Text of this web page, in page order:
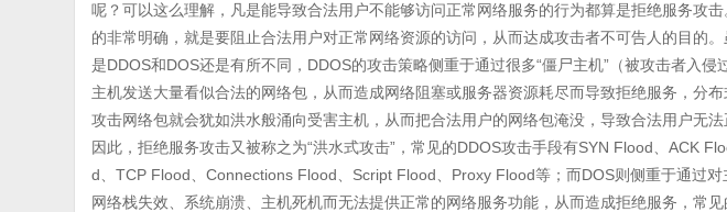
呢？可以这么理解，凡是能导致合法用户不能够访问正常网络服务的行为都算是拒绝服务攻
的非常明确，就是要阻止合法用户对正常网络资源的访问，从而达成攻击者不可告人的目的
是DDOS和DOS还是有所不同，DDOS的攻击策略侧重于通过很多“僵尸主机”（被攻击者入侵
主机发送大量看似合法的网络包，从而造成网络阻塞或服务器资源耗尽而导致拒绝服务，分布
攻击网络包就会犹如洪水般涌向受害主机，从而把合法用户的网络包淹没，导致合法用户无法
因此，拒绝服务攻击又被称之为“洪水式攻击”，常见的DDOS攻击手段有SYN Flood、ACK
d、TCP Flood、Connections Flood、Script Flood、Proxy Flood等；而DOS则侧重于通过
网络栈失效、系统崩溃、主机死机而无法提供正常的网络服务功能，从而造成拒绝服务，常见